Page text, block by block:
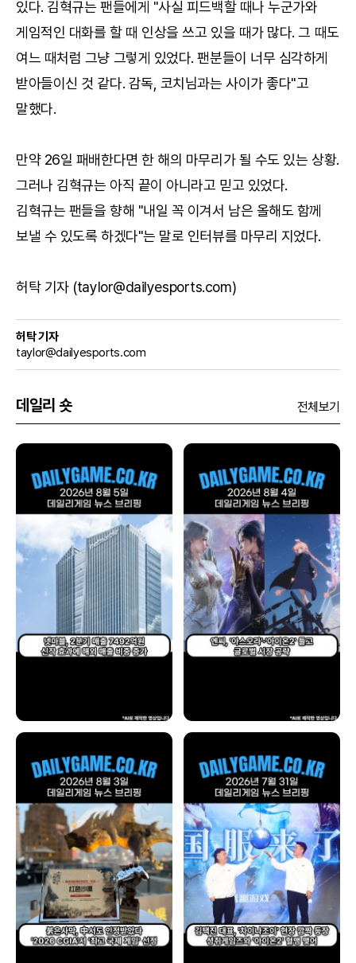
있다. 김혁규는 팬들에게 "사실 피드백할 때나 누군가와
게임적인 대화를 할 때 인상을 쓰고 있을 때가 많다. 그 때도
여느 때처럼 그냥 그렇게 있었다. 팬분들이 너무 심각하게
받아들이신 것 같다. 감독, 코치님과는 사이가 좋다"고
말했다.
만약 26일 패배한다면 한 해의 마무리가 될 수도 있는 상황.
그러나 김혁규는 아직 끝이 아니라고 믿고 있었다.
김혁규는 팬들을 향해 "내일 꼭 이겨서 남은 올해도 함께
보낼 수 있도록 하겠다"는 말로 인터뷰를 마무리 지었다.
허탁 기자 (taylor@dailyesports.com)
허탁 기자
taylor@dailyesports.com
데일리 숏 전체보기